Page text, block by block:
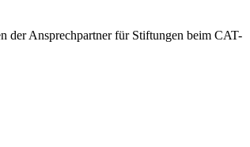
der Ansprechpartner für Stiftungen beim CAT-